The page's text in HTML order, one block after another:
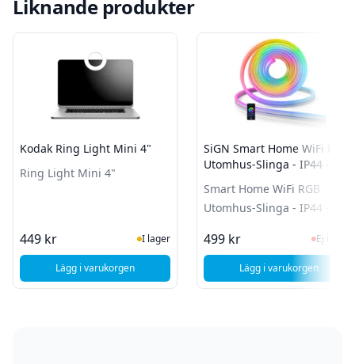
Liknande produkter
Kodak Ring Light Mini 4"
Ring Light Mini 4"
449 kr I Lager
I lager
Lägg i varukorgen, Kodak Ring Light Mini 4"
SiGN Smart Home WiFi RGB
Utomhus-Slinga - IP44 - 5m
Smart Home WiFi RGB
Utomhus-Slinga - IP44 - 5m
499 kr Ej i
Ej i lager
Lägg i varukorgen
, SiGN Smart